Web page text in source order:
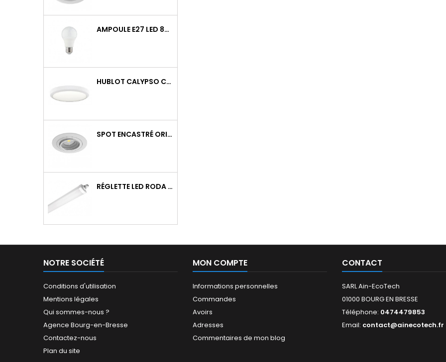
AMPOULE E27 LED 8W RAPID PRO V2 4000K 810LM
HUBLOT CALYPSO CCT 9-18W 2000LM ON/OFF IK10 BLANC
SPOT ENCASTRÉ ORIENTABLE WATTO GU10 AUTO BLANC
RÉGLETTE LED RODA BASIC 1266MM 36W 4300LM 4000K IP65 TRAV.
NOTRE SOCIÉTÉ
Conditions d'utilisation
Mentions légales
Qui sommes-nous ?
Agence Bourg-en-Bresse
Contactez-nous
Plan du site
MON COMPTE
Informations personnelles
Commandes
Avoirs
Adresses
Commentaires de mon blog
CONTACT
SARL Ain-EcoTech
01000 BOURG EN BRESSE
Téléphone: 0474479853
Email: contact@ainecotech.fr